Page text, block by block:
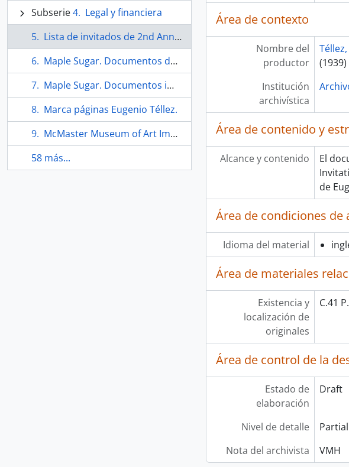
Subserie
Legal y financiera
Lista de invitados de 2nd Annual A.C.T. Invitational Printmaking Exhibition.
Maple Sugar. Documentos del evento.
Maple Sugar. Documentos impresos del evento.
Marca páginas Eugenio Téllez.
McMaster Museum of Art Images on CD.
58 más...
Área de contexto
Nombre del
productor
(1939)
Institución
archivística
Área de contenido y
Alcance y contenido
El
de
Área de condiciones de
Idioma del material
Área de materiales
Existencia y
localización de
originales
C.41
Área de control de la
Estado de
elaboración
Draft
Nivel de detalle
Partial
Nota del archivista
VMH